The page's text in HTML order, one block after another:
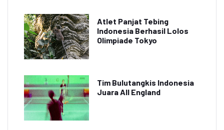
Atlet Panjat Tebing
Indonesia Berhasil Lolos
Olimpiade Tokyo
Tim Bulutangkis Indonesia
Juara All England